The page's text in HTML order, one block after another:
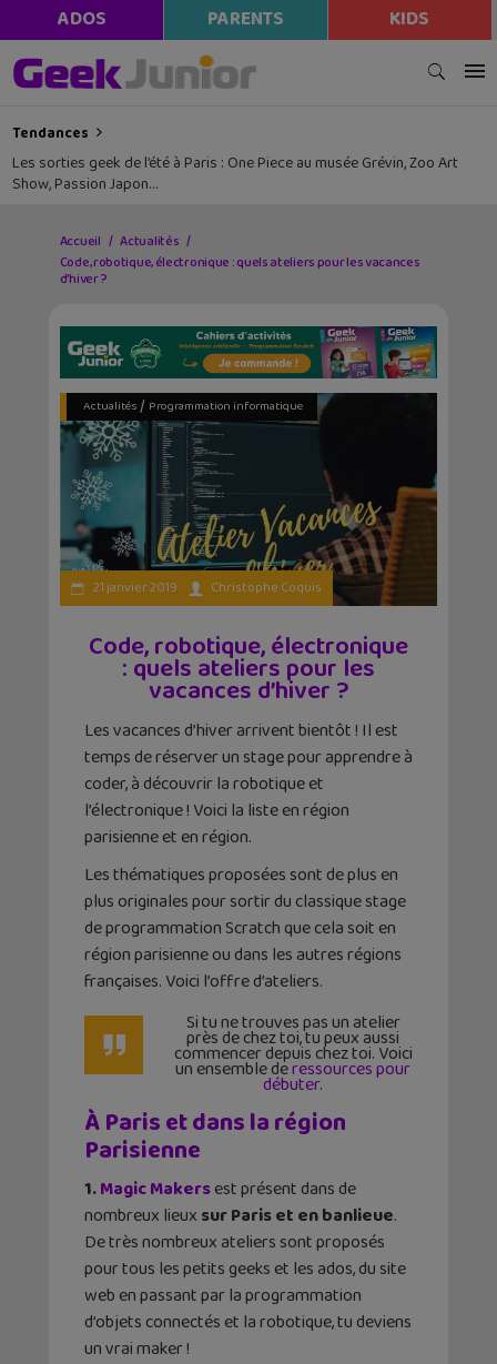
ADOS PARENTS KIDS
Tendances
Les sorties geek de l’été à Paris : One Piece au musée Grévin, Zoo Art
Show, Passion Japon…
Accueil
Actualités
Code, robotique, électronique : quels ateliers pour les vacances
d’hiver ?
Actualités/ Programmation informatique
21 janvier 2019 Christophe Coquis
Code, robotique, électronique
: quels ateliers pour les
vacances d’hiver ?
Les vacances d’hiver arrivent bientôt ! Il est
temps de réserver un stage pour apprendre à
coder, à découvrir la robotique et
l’électronique ! Voici la liste en région
parisienne et en région.
Les thématiques proposées sont de plus en
plus originales pour sortir du classique stage
de programmation Scratch que cela soit en
région parisienne ou dans les autres régions
françaises. Voici l’offre d’ateliers.
Si tu ne trouves pas un atelier
près de chez toi, tu peux aussi
commencer depuis chez toi. Voici
un ensemble deressources pour
débuter.
À Paris et dans la région
Parisienne
1.Magic Makersest présent dans de
nombreux lieux sur Paris et en banlieue.
De très nombreux ateliers sont proposés
pour tous les petits geeks et les ados, du site
web en passant par la programmation
d’objets connectés et la robotique, tu deviens
un vrai maker !